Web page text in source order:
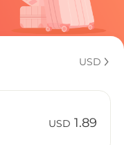
USD
USD 1.89